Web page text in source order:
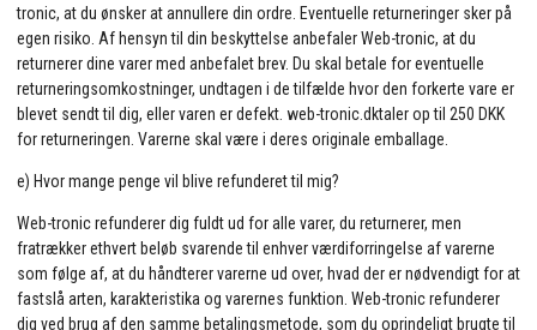
tronic, at du ønsker at annullere din ordre. Eventuelle returneringer sker på
egen risiko. Af hensyn til din beskyttelse anbefaler Web-tronic, at du
returnerer dine varer med anbefalet brev. Du skal betale for eventuelle
returneringsomkostninger, undtagen i de tilfælde hvor den forkerte vare er
blevet sendt til dig, eller varen er defekt. web-tronic.dktaler op til 250 DKK
for returneringen. Varerne skal være i deres originale emballage.
e) Hvor mange penge vil blive refunderet til mig?
Web-tronic refunderer dig fuldt ud for alle varer, du returnerer, men
fratrækker ethvert beløb svarende til enhver værdiforringelse af varerne
som følge af, at du håndterer varerne ud over, hvad der er nødvendigt for at
fastslå arten, karakteristika og varernes funktion. Web-tronic refunderer
dig ved brug af den samme betalingsmetode, som du oprindeligt brugte til